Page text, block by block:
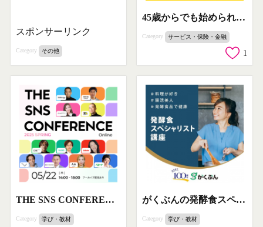
スポンサーリンク
Category その他
45歳からでも始められる少額投資資産形成講座
Category サービス・保険・金融
1
THE SNS CONFERENCE 2025 SPRING オンライン開催
Category 学び・教材
がくぶんの発酵食スペシャリスト通信講座
Category 学び・教材